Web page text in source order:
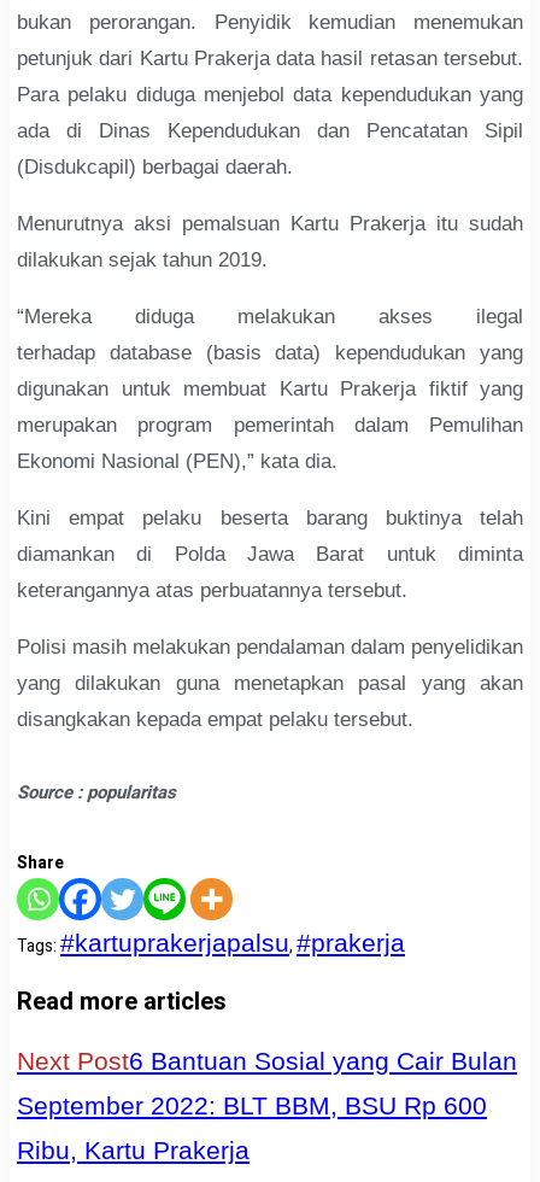
bukan perorangan. Penyidik kemudian menemukan
petunjuk dari Kartu Prakerja data hasil retasan tersebut.
Para pelaku diduga menjebol data kependudukan yang
ada di Dinas Kependudukan dan Pencatatan Sipil
(Disdukcapil) berbagai daerah.
Menurutnya aksi pemalsuan Kartu Prakerja itu sudah
dilakukan sejak tahun 2019.
“Mereka diduga melakukan akses ilegal
terhadap database (basis data) kependudukan yang
digunakan untuk membuat Kartu Prakerja fiktif yang
merupakan program pemerintah dalam Pemulihan
Ekonomi Nasional (PEN),” kata dia.
Kini empat pelaku beserta barang buktinya telah
diamankan di Polda Jawa Barat untuk diminta
keterangannya atas perbuatannya tersebut.
Polisi masih melakukan pendalaman dalam penyelidikan
yang dilakukan guna menetapkan pasal yang akan
disangkakan kepada empat pelaku tersebut.
Source : popularitas
Share
Tags:#kartuprakerjapalsu,#prakerja
Read more articles
Next Post6 Bantuan Sosial yang Cair Bulan
September 2022: BLT BBM, BSU Rp 600
Ribu, Kartu Prakerja